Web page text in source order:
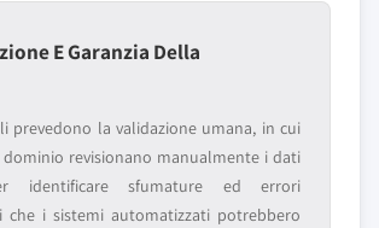
E Garanzia Della
prevedono la validazione umana, in cui
revisionano manualmente i dati
identificare sfumature ed errori
che i sistemi automatizzati potrebbero